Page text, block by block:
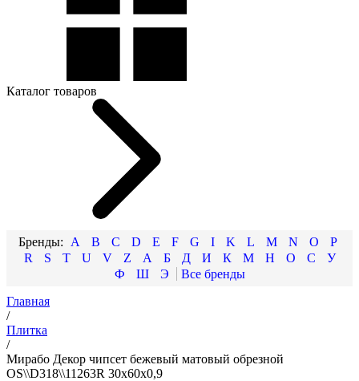
Каталог товаров
A B C D E F G I K L M N O
P
R
S T U V Z А Б Д И К М Н О С
У
Ф
Ш
Э
Главная
/
Плитка
/
Мирабо Декор чипсет бежевый матовый обрезной
OS\\D318\\11263R 30x60x0,9